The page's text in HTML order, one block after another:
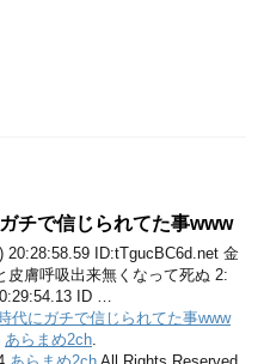
チで信じられてた事www
20:28:58.59 ID:tTgucBC6d.net 金
皮膚呼吸出来無くなって死ぬ 2:
ID …
代にガチで信じられてた事www
あらまめ2ch